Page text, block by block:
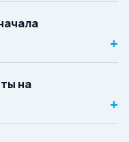
+
на
+